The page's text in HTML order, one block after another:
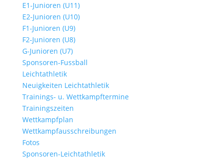
E1-Junioren (U11)
E2-Junioren (U10)
F1-Junioren (U9)
F2-Junioren (U8)
G-Junioren (U7)
Sponsoren-Fussball
Leichtathletik
Neuigkeiten Leichtathletik
Trainings- u. Wettkampftermine
Trainingszeiten
Wettkampfplan
Wettkampfausschreibungen
Fotos
Sponsoren-Leichtathletik